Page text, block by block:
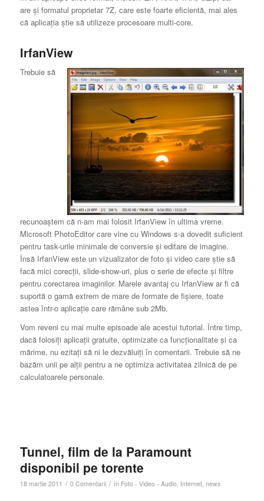
are şi formatul proprietar 7Z, care este foarte eficientă, mai ales
că aplicaţia ştie să utilizeze procesoare multi-core.
IrfanView
Trebuie să
recunoaştem că n-am mai folosit IrfanView în ultima vreme.
Microsoft PhotoEditor care vine cu Windows s-a dovedit suficient
pentru task-urile minimale de conversie şi editare de imagine.
Însă IrfanView este un vizualizator de foto şi video care ştie să
facă mici corecţii, slide-show-uri, plus o serie de efecte şi filtre
pentru corectarea imaginilor. Marele avantaj cu IrfanView ar fi că
suportă o gamă extrem de mare de formate de fişiere, toate
astea într-o aplicaţie care rămâne sub 2Mb.
Vom reveni cu mai multe episoade ale acestui tutorial. Între timp,
dacă folosiţi aplicaţii gratuite, optimizate ca funcţionalitate şi ca
mărime, nu ezitaţi să ni le dezvăluiţi în comentarii. Trebuie să ne
bazăm unii pe alţii pentru a ne optimiza activitatea zilnică de pe
calculatoarele personale.
Tunnel, film de la Paramount
disponibil pe torente
18 martie 2011 / 0 Comentarii / în Foto - Video - Audio, Internet, news